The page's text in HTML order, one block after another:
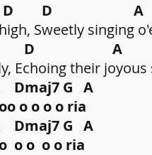
D D
Sweetly singing
D D A
Echoing their joyous
G A D
oo oo o o o o ria
G A D
o o o o o o ria